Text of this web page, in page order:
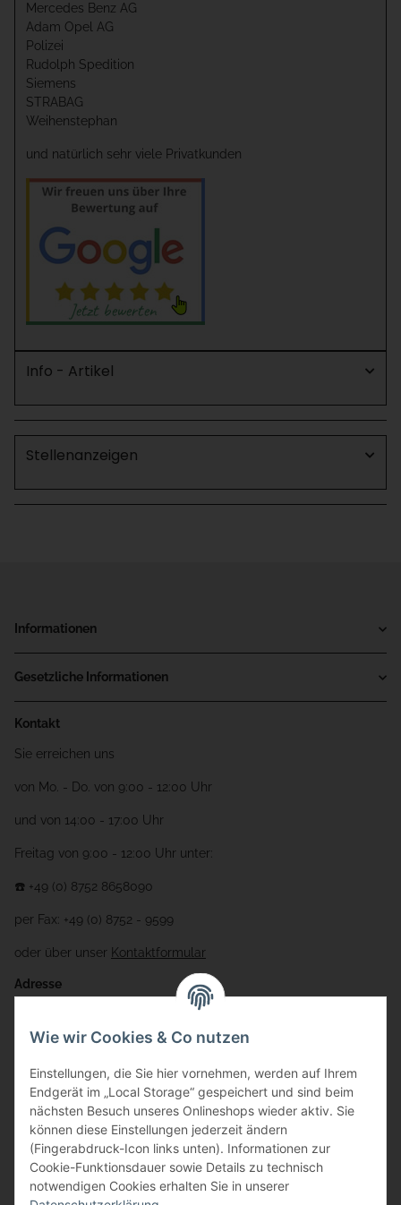
Mercedes Benz AG
Adam Opel AG
Polizei
Rudolph Spedition
Siemens
STRABAG
Weihenstephan
und natürlich sehr viele Privatkunden
Info - Artikel
Stellenanzeigen
Informationen
Gesetzliche Informationen
Kontakt
Sie erreichen uns
von Mo. - Do. von 9:00 - 12:00 Uhr
und von 14:00 - 17:00 Uhr
Freitag von 9:00 - 12:00 Uhr unter:
☎️ +49 (0) 8752 8658090
per Fax: +49 (0) 8752 - 9599
oder über unser Kontaktformular
Adresse
Gewerbering 17
84072 Au i.d. Hallertau
info@bauer-tore.de
Wie wir Cookies & Co nutzen
Einstellungen, die Sie hier vornehmen, werden auf Ihrem
Endgerät im „Local Storage“ gespeichert und sind beim
nächsten Besuch unseres Onlineshops wieder aktiv. Sie
können diese Einstellungen jederzeit ändern
(Fingerabdruck-Icon links unten). Informationen zur
Cookie-Funktionsdauer sowie Details zu technisch
notwendigen Cookies erhalten Sie in unserer